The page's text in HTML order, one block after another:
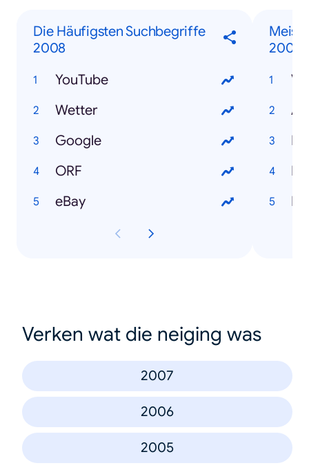
Die Häufigsten Suchbegriffe
2008
YouTube
Wetter
Google
ORF
eBay
Meist
2008
Verken wat die neiging was
2007
2006
2005